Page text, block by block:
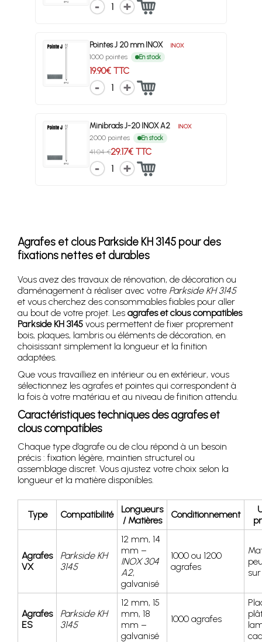
1
Pointes J 20 mm INOX INOX
1000 pointes En stock
19.90€ TTC
1
Minibrads J-20 INOX A2 INOX
2000 pointes En stock
41.04 €29.17€ TTC
1
Agrafes et clous Parkside KH 3145 pour des
fixations nettes et durables
Vous avez des travaux de rénovation, de décoration ou
d’aménagement à réaliser avec votre Parkside KH 3145
et vous cherchez des consommables fiables pour aller
au bout de votre projet. Les agrafes et clous compatibles
Parkside KH 3145 vous permettent de fixer proprement
bois, plaques, lambris ou éléments de décoration, en
choisissant simplement la longueur et la finition
adaptées.
Que vous travailliez en intérieur ou en extérieur, vous
sélectionnez les agrafes et pointes qui correspondent à
la fois à votre matériau et au niveau de finition attendu.
Caractéristiques techniques des agrafes et
clous compatibles
Chaque type d’agrafe ou de clou répond à un besoin
précis : fixation légère, maintien structurel ou
assemblage discret. Vous ajustez votre choix selon la
longueur et la matière disponibles.
Type Compatibilité
Longueurs
/ Matières
Conditionnement
Agrafes
VX
Parkside KH
3145
12 mm, 14
mm –
INOX 304
A2,
galvanisé
1000 ou 1200
agrafes
Agrafes
ES
Parkside KH
3145
12 mm, 15
mm, 18
mm –
galvanisé
1000 agrafes